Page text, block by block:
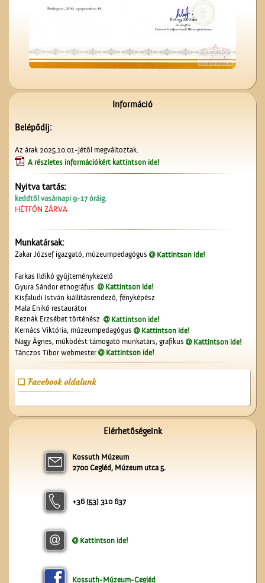
Karbantartó
A Ceglédi Dózsa György
Népi Kollégium diákjai
A ceglédi kórházról
A Vigadó
Az 5-ik Temetkezési
Egylet alapítói
Információ
Belépődíj:
Az árak 2025.10.01-jétől megváltoztak.
A részletes információkért kattintson ide!
Nyitva tartás:
keddtől vasárnapi 9-17 óráig.
HÉTFŐN ZÁRVA
Munkatársak:
Zakar József igazgató, múzeumpedagógus Kattintson ide!
Farkas Ildikó gyűjteménykezelő
Gyura Sándor etnográfus
Kattintson ide!
Kisfaludi István kiállításrendező, fényképész
Mala Enikő restaurátor
Reznák Erzsébet történész
Kattintson ide!
Kernács Viktória, múzeumpedagógus
Kattintson ide!
Nagy Ágnes, működést támogató munkatárs, grafikus
Kattintson ide!
Tánczos Tibor webmester
Kattintson ide!
Facebook oldalunk
Elérhetőségeink
Kossuth Múzeum
2700 Cegléd, Múzeum utca 5.
+36 (53) 310 637
Kattintson ide!
Kossuth-Múzeum-Cegléd